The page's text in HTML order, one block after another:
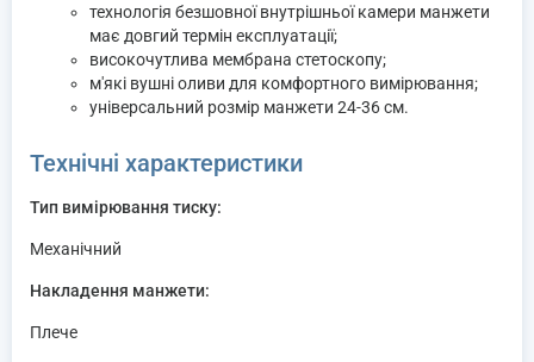
технологія безшовної внутрішньої камери манжети
має довгий термін експлуатації;
високочутлива мембрана стетоскопу;
м'які вушні оливи для комфортного вимірювання;
універсальний розмір манжети 24-36 см.
Технічні характеристики
Тип вимірювання тиску:
Механічний
Накладення манжети:
Плече